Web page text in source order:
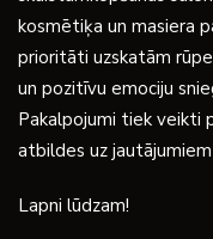
kosmētiķa un masiera
prioritāti uzskatām
un pozitīvu emociju
Pakalpojumi tiek veikti
atbildes uz
Lapni lūdzam!